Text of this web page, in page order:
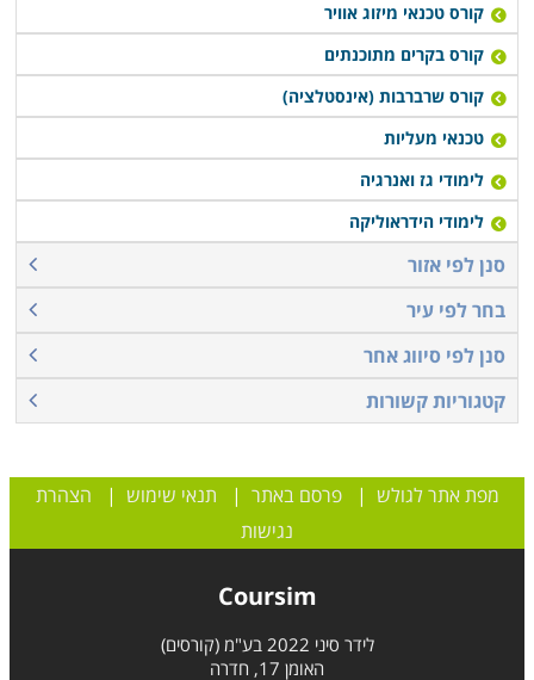
קורס טכנאי מיזוג אוויר
קורס בקרים מתוכנתים
קורס שרברבות (אינסטלציה)
טכנאי מעליות
לימודי גז ואנרגיה
לימודי הידראוליקה
סנן לפי אזור
בחר לפי עיר
סנן לפי סיווג אחר
קטגוריות קשורות
מפת אתר לגולש |פרסם באתר | תנאי שימוש | הצהרת
נגישות
Coursim
לידר סיני 2022 בע"מ (קורסים)
האומן 17, חדרה